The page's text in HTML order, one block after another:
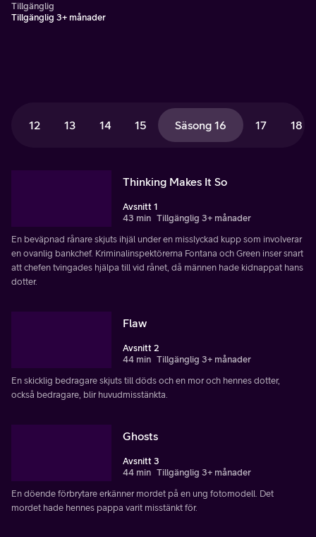
Tillgänglig
Tillgänglig 3+ månader
12 13 14 15 Säsong 16 17 18
Thinking Makes It So
Avsnitt 1
43 min Tillgänglig 3+ månader
En beväpnad rånare skjuts ihjäl under en misslyckad kupp som involverar
en ovanlig bankchef. Kriminalinspektörerna Fontana och Green inser snart
att chefen tvingades hjälpa till vid rånet, då männen hade kidnappat hans
dotter.
Flaw
Avsnitt 2
44 min Tillgänglig 3+ månader
En skicklig bedragare skjuts till döds och en mor och hennes dotter,
också bedragare, blir huvudmisstänkta.
Ghosts
Avsnitt 3
44 min Tillgänglig 3+ månader
En döende förbrytare erkänner mordet på en ung fotomodell. Det
mordet hade hennes pappa varit misstänkt för.